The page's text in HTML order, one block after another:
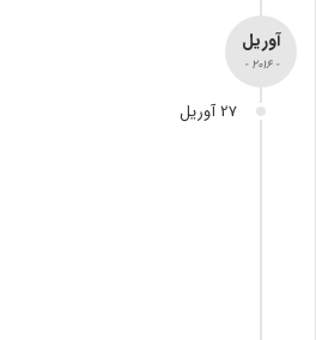
آوریل
- 2016 -
27 آوریل